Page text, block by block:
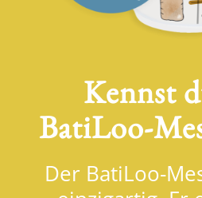
Kennst
Der BatiLoo-
einzigartig. Er
Abmessen